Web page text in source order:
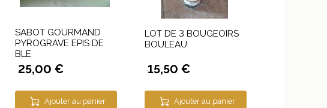
SABOT GOURMAND
PYROGRAVE EPIS DE
BLE
25,00 €
Ajouter au panier
LOT DE 3 BOUGEOIRS
BOULEAU
15,50 €
Ajouter au panier